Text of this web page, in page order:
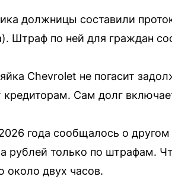
должницы составили
Штраф по ней для граждан
Chevrolet не погасит
кредиторам. Сам долг
года сообщалось о
рублей только по штрафам.
около двух часов.